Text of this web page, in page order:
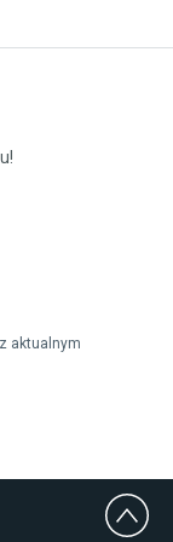
aktualnym